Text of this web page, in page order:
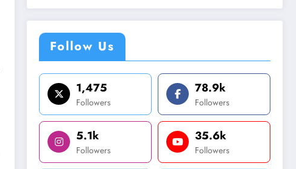
Follow Us
1,475
Followers
78.9k
Followers
5.1k
Followers
35.6k
Followers